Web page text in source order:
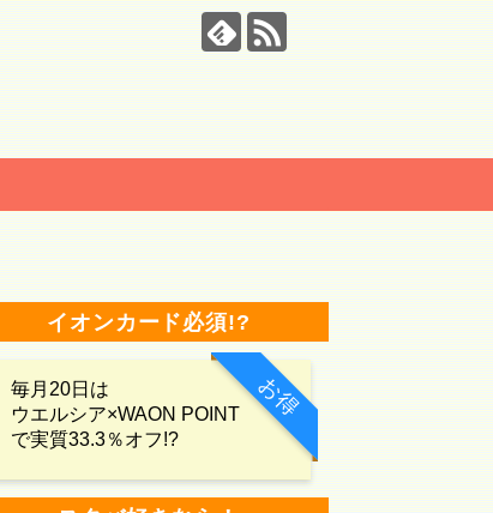
イオンカード必須!?
お得
毎月20日は
ウエルシア×WAON POINT
で実質33.3％オフ!?